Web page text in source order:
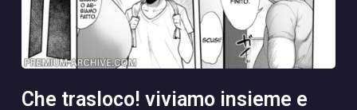
che trasloco! viviamo insieme e